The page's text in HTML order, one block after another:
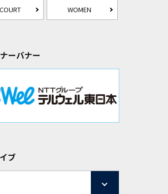
WOMEN
ーバナー
ブ